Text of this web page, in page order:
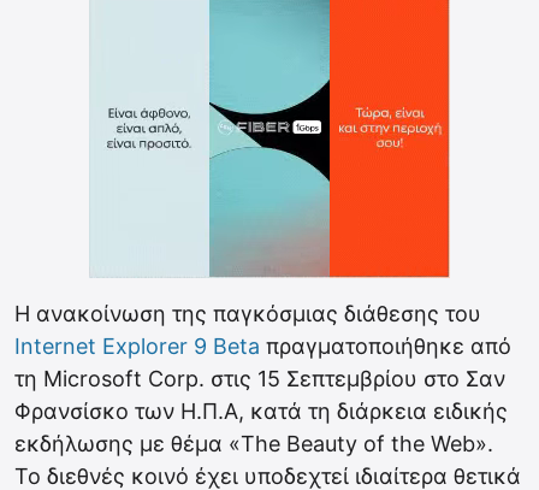
Η ανακοίνωση της παγκόσμιας διάθεσης του
Internet Explorer 9 Beta πραγματοποιήθηκε από
τη Microsoft Corp. στις 15 Σεπτεμβρίου στο Σαν
Φρανσίσκο των Η.Π.Α, κατά τη διάρκεια ειδικής
εκδήλωσης με θέμα «The Beauty of the Web».
Το διεθνές κοινό έχει υποδεχτεί ιδιαίτερα θετικά